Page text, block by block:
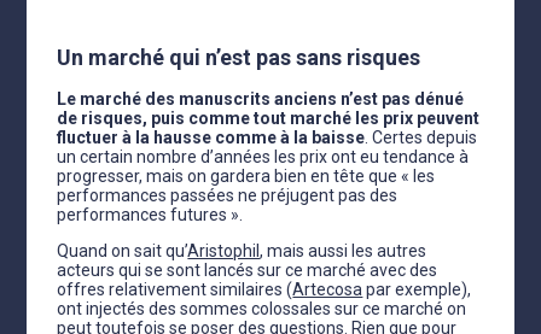
Un marché qui n’est pas sans risques
Le marché des manuscrits anciens n’est pas dénué
de risques, puis comme tout marché les prix peuvent
fluctuer à la hausse comme à la baisse . Certes depuis
un certain nombre d’années les prix ont eu tendance à
progresser, mais on gardera bien en tête que « les
performances passées ne préjugent pas des
performances futures ».
Quand on sait qu’Aristophil, mais aussi les autres
acteurs qui se sont lancés sur ce marché avec des
offres relativement similaires (Artecosa par exemple),
ont injectés des sommes colossales sur ce marché on
peut toutefois se poser des questions. Rien que pour